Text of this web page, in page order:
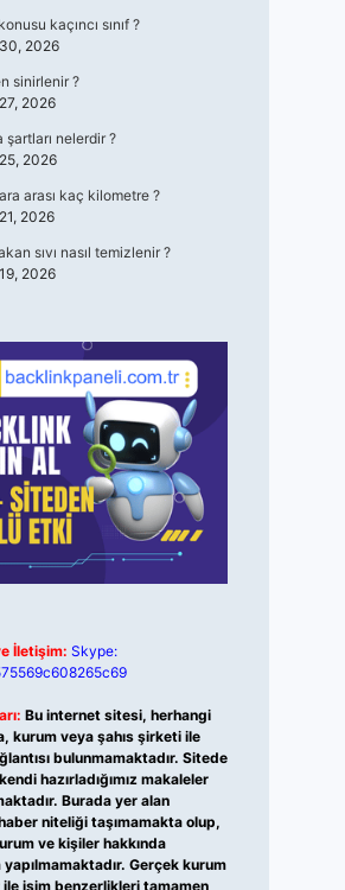
kaçıncı sınıf ?
2026
sinirlenir ?
2026
şartları nelerdir ?
2026
arası kaç kilometre ?
2026
sıvı nasıl temizlenir ?
2026
İletişim: Skype:
Bu internet sitesi, herhangi
kurum veya şahıs şirketi ile
bulunmamaktadır. Sitede
hazırladığımız makaleler
Burada yer alan
niteliği taşımamakta olup,
ve kişiler hakkında
yapılmamaktadır. Gerçek kurum
isim benzerlikleri tamamen